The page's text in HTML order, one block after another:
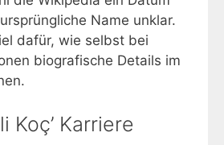
Name unklar.
dafür, wie selbst bei
biografische Details im
Koç’ Karriere